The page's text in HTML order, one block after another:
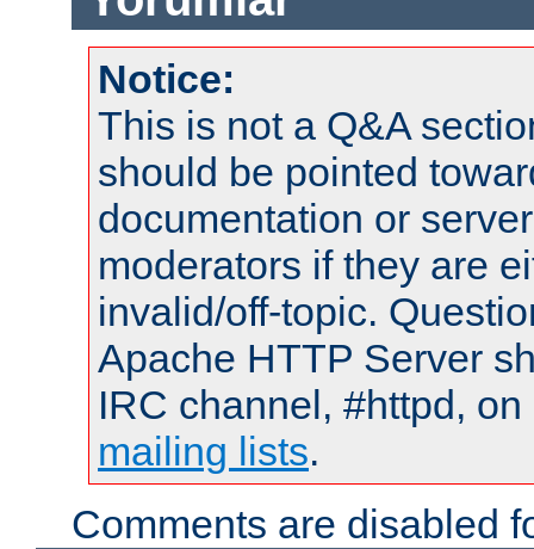
Notice:
This is not a Q&A
should be pointed
documentation or
moderators if they are
invalid/off-topic.
Apache HTTP Server
IRC channel, #httpd,
mailing lists.
Comments are disabled